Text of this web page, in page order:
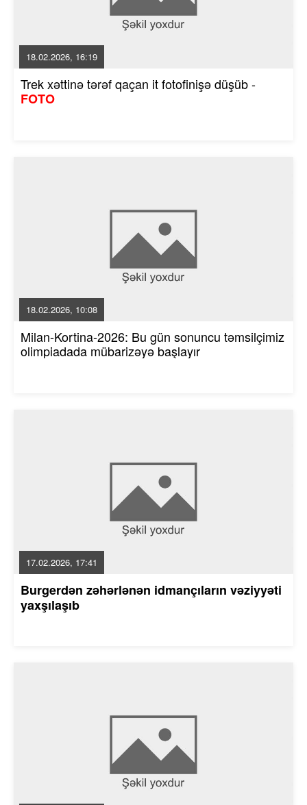
18.02.2026, 16:19
Trek xəttinə tərəf qaçan it fotofinişə düşüb -
FOTO
18.02.2026, 10:08
Milan-Kortina-2026: Bu gün sonuncu təmsilçimiz
olimpiadada mübarizəyə başlayır
17.02.2026, 17:41
Burgerdən zəhərlənən idmançıların vəziyyəti
yaxşılaşıb